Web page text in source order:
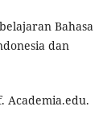
Bahasa
dan
Academia.edu.